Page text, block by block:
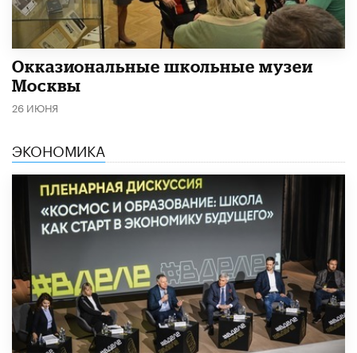
​Окказиональные школьные музеи
Москвы
26 ИЮНЯ
ЭКОНОМИКА